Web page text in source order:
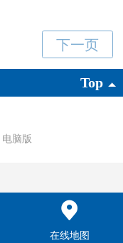
Top
电脑版
在线地图